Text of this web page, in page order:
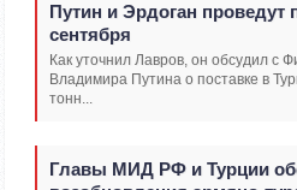
Путин и Эрдоган проведут
сентября
Как уточнил Лавров, он обсудил с
Владимира Путина о поставке в
тонн...
Главы МИД РФ и Турции